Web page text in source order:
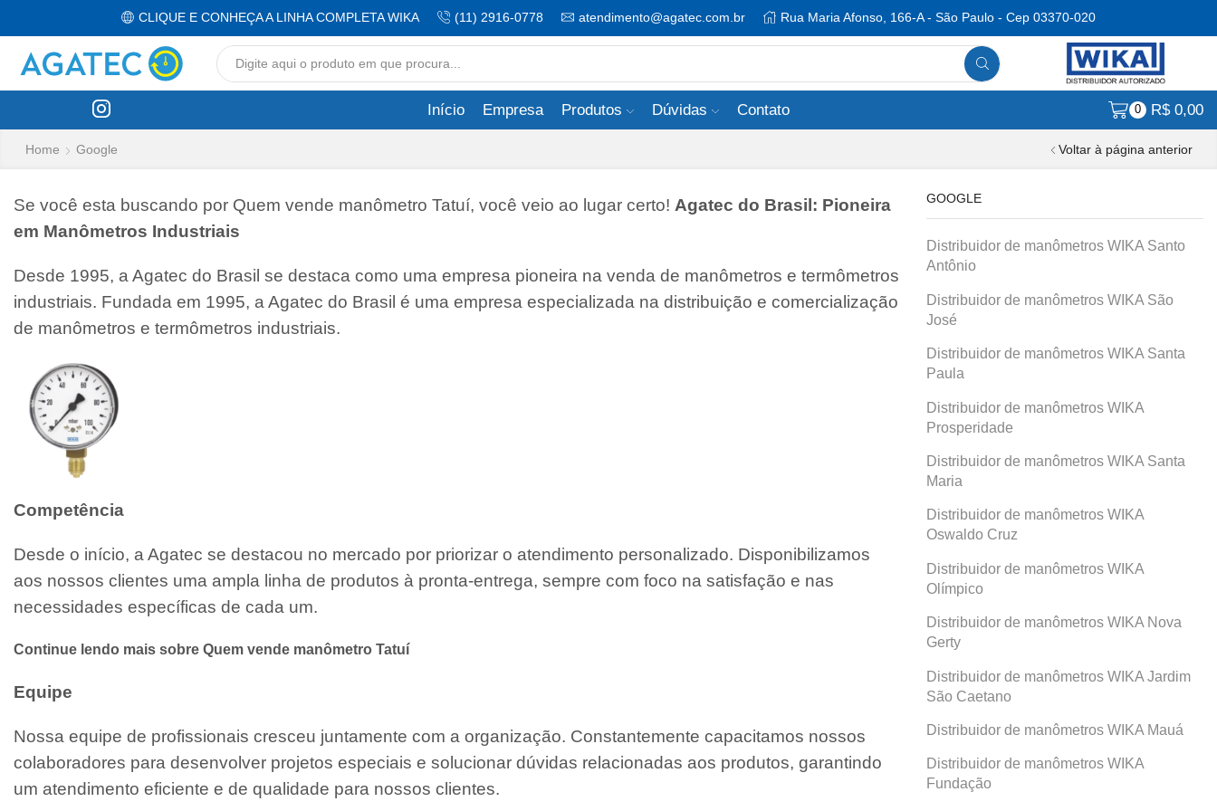
CLIQUE E CONHEÇA A LINHA COMPLETA WIKA (11) 2916-0778 atendimento@agatec.com.br Rua Maria Afonso, 166-A - São Paulo - Cep 03370-020
input
Início Empresa Produtos Dúvidas Contato 0 R$0,00
Voltar à página anterior
Home Google
Se você esta buscando por Quem vende manômetro Tatuí, você veio ao lugar certo! Agatec do Brasil: Pioneira
em Manômetros Industriais
Desde 1995, a Agatec do Brasil se destaca como uma empresa pioneira na venda de manômetros e termômetros
industriais. Fundada em 1995, a Agatec do Brasil é uma empresa especializada na distribuição e comercialização
de manômetros e termômetros industriais.
Competência
Desde o início, a Agatec se destacou no mercado por priorizar o atendimento personalizado. Disponibilizamos
aos nossos clientes uma ampla linha de produtos à pronta-entrega, sempre com foco na satisfação e nas
necessidades específicas de cada um.
Continue lendo mais sobre Quem vende manômetro Tatuí
Equipe
Nossa equipe de profissionais cresceu juntamente com a organização. Constantemente capacitamos nossos
colaboradores para desenvolver projetos especiais e solucionar dúvidas relacionadas aos produtos, garantindo
um atendimento eficiente e de qualidade para nossos clientes.
GOOGLE
Distribuidor de manômetros WIKA Santo
Antônio
Distribuidor de manômetros WIKA São
José
Distribuidor de manômetros WIKA Santa
Paula
Distribuidor de manômetros WIKA
Prosperidade
Distribuidor de manômetros WIKA Santa
Maria
Distribuidor de manômetros WIKA
Oswaldo Cruz
Distribuidor de manômetros WIKA
Olímpico
Distribuidor de manômetros WIKA Nova
Gerty
Distribuidor de manômetros WIKA Jardim
São Caetano
Distribuidor de manômetros WIKA Mauá
Distribuidor de manômetros WIKA
Fundação